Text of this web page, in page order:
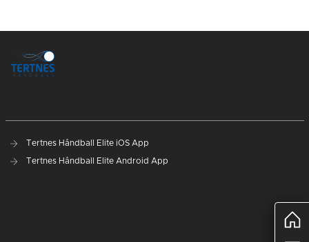
Tertnes Håndball Elite iOS App
Tertnes Håndball Elite Android App